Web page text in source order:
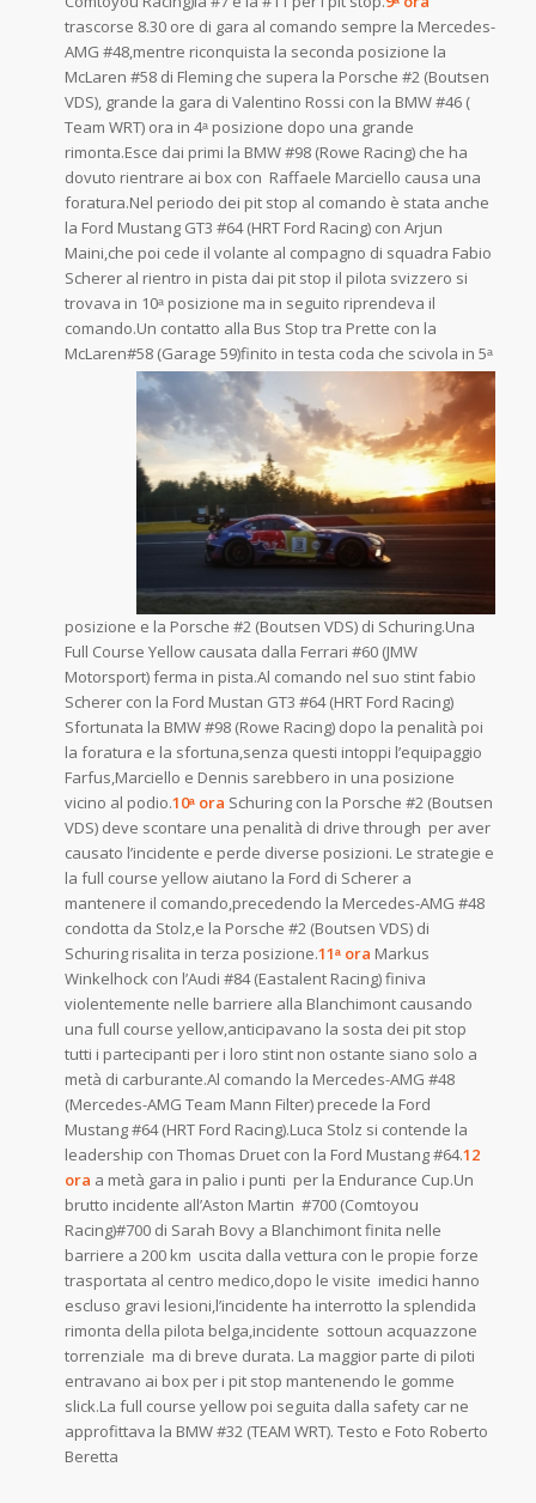
trascorse 8.30 ore di gara al comando sempre la Mercedes-
AMG #48,mentre riconquista la seconda posizione la
McLaren #58 di Fleming che supera la Porsche #2 (Boutsen
VDS), grande la gara di Valentino Rossi con la BMW #46 (
Team WRT) ora in 4ᵃ posizione dopo una grande
rimonta.Esce dai primi la BMW #98 (Rowe Racing) che ha
dovuto rientrare ai box con Raffaele Marciello causa una
foratura.Nel periodo dei pit stop al comando è stata anche
la Ford Mustang GT3 #64 (HRT Ford Racing) con Arjun
Maini,che poi cede il volante al compagno di squadra Fabio
Scherer al rientro in pista dai pit stop il pilota svizzero si
trovava in 10ᵃ posizione ma in seguito riprendeva il
comando.Un contatto alla Bus Stop tra Prette con la
McLaren#58 (Garage 59)finito in testa coda che scivola in 5ᵃ
posizione e la Porsche #2 (Boutsen VDS) di Schuring.Una
Full Course Yellow causata dalla Ferrari #60 (JMW
Motorsport) ferma in pista.Al comando nel suo stint fabio
Scherer con la Ford Mustan GT3 #64 (HRT Ford Racing)
Sfortunata la BMW #98 (Rowe Racing) dopo la penalità poi
la foratura e la sfortuna,senza questi intoppi l’equipaggio
Farfus,Marciello e Dennis sarebbero in una posizione
vicino al podio.10ᵃ ora Schuring con la Porsche #2 (Boutsen
VDS) deve scontare una penalità di drive through per aver
causato l’incidente e perde diverse posizioni. Le strategie e
la full course yellow aiutano la Ford di Scherer a
mantenere il comando,precedendo la Mercedes-AMG #48
condotta da Stolz,e la Porsche #2 (Boutsen VDS) di
Schuring risalita in terza posizione.11ᵃ ora Markus
Winkelhock con l’Audi #84 (Eastalent Racing) finiva
violentemente nelle barriere alla Blanchimont causando
una full course yellow,anticipavano la sosta dei pit stop
tutti i partecipanti per i loro stint non ostante siano solo a
metà di carburante.Al comando la Mercedes-AMG #48
(Mercedes-AMG Team Mann Filter) precede la Ford
Mustang #64 (HRT Ford Racing).Luca Stolz si contende la
leadership con Thomas Druet con la Ford Mustang #64.12
ora a metà gara in palio i punti per la Endurance Cup.Un
brutto incidente all’Aston Martin #700 (Comtoyou
Racing)#700 di Sarah Bovy a Blanchimont finita nelle
barriere a 200 km uscita dalla vettura con le propie forze
trasportata al centro medico,dopo le visite imedici hanno
escluso gravi lesioni,l’incidente ha interrotto la splendida
rimonta della pilota belga,incidente sottoun acquazzone
torrenziale ma di breve durata. La maggior parte di piloti
entravano ai box per i pit stop mantenendo le gomme
slick.La full course yellow poi seguita dalla safety car ne
approfittava la BMW #32 (TEAM WRT). Testo e Foto Roberto
Beretta